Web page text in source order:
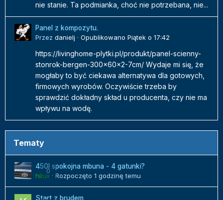
nie stanie. Ta podmianka, choć nie potrzebana, nie...
Panel z kompozytu.
Przez danielj · Opublikowano Piątek o 17:42
https://livinghome-plytki.pl/produkt/panel-scienny-
stonrok-bergen-300x60x2-7cm/ Wydaje mi się, że
mogłaby to być ciekawa alternatywa dla gotowych,
firmowych wyrobów. Oczywiście trzeba by
sprawdzić dokładny skład u producenta, czy nie ma
wpływu na wodę.
Tematy
0
450l spokojna mbuna - 4 gatunki?
hilux · Rozpoczęto 1 godzinę temu
Start z brudem